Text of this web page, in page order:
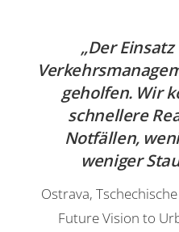
„Der
geholfen. Wir
schnellere
Notfällen,
weniger
Ostrava,
Future Vision to